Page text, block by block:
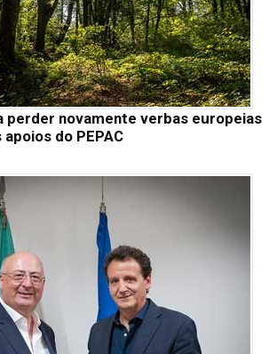
perder novamente verbas europeias
do PEPAC